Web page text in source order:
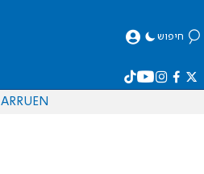
חיפוש
EN
RU
AR